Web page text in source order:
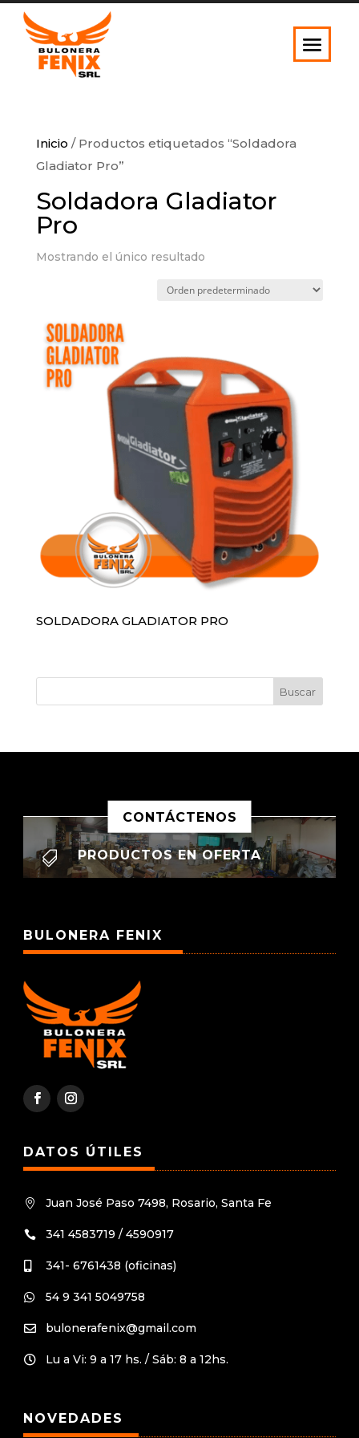
Inicio / Productos etiquetados “Soldadora
Gladiator Pro”
Soldadora Gladiator
Pro
Mostrando el único resultado
SOLDADORA GLADIATOR PRO
CONTÁCTENOS
 PRODUCTOS EN OFERTA
BULONERA FENIX
DATOS ÚTILES
 Juan José Paso 7498, Rosario, Santa Fe
 341 4583719 / 4590917
 341- 6761438 (oficinas)
 54 9 341 5049758
 bulonerafenix@gmail.com
 Lu a Vi: 9 a 17 hs. / Sáb: 8 a 12hs.
NOVEDADES